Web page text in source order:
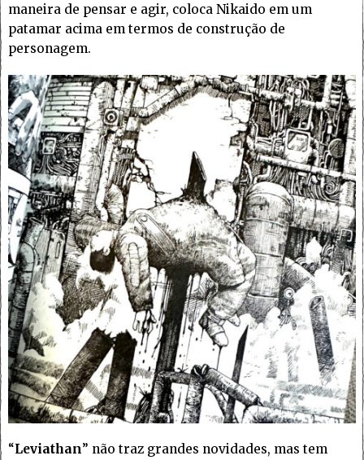
maneira de pensar e agir, coloca Nikaido em um
patamar acima em termos de construção de
personagem.
“Leviathan” não traz grandes novidades, mas tem